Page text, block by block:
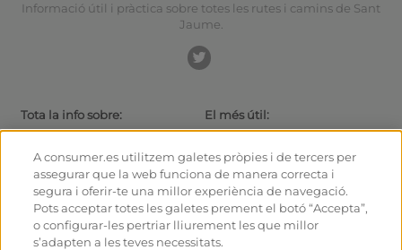
Informació útil i pràctica sobre totes les rutes i camins de Sant
Jaume.
Tota la info sobre:
Rutes i Camins de Sant Jaume
El camí amb bici
Albergs
Monumentos
Fòrum
Fotografies del Camí de Sant
Jaume
El més útil:
Actualitat
Consells per al caminant
Com arribar a les sortides
Com sortir de Santiago
Calculadora
Història
A consumer.es utilitzem galetes pròpies i de tercers per
assegurar que la web funciona de manera correcta i
segura i oferir-te una millor experiència de navegació.
Pots acceptar totes les galetes prement el botó “Accepta”,
o configurar-les pertriar lliurement les que millor
s’adapten a les teves necessitats.